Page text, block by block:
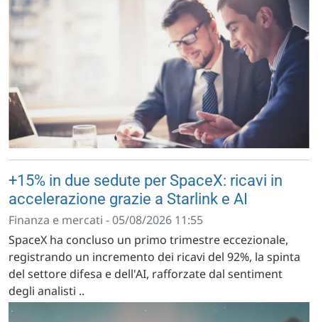
+15% in due sedute per SpaceX: ricavi in
accelerazione grazie a Starlink e AI
Finanza e mercati - 05/08/2026 11:55
SpaceX ha concluso un primo trimestre eccezionale,
registrando un incremento dei ricavi del 92%, la spinta
del settore difesa e dell'AI, rafforzate dal sentiment
degli analisti ..